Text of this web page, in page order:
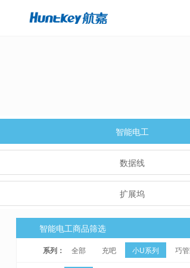
智能电工
数据线
扩展坞
智能电工商品筛选
系列： 全部 充吧 小U系列 巧